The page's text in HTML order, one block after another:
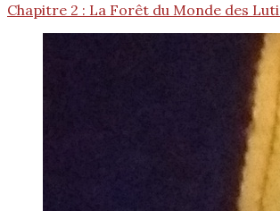
Chapitre 2 : La Forêt du Monde des